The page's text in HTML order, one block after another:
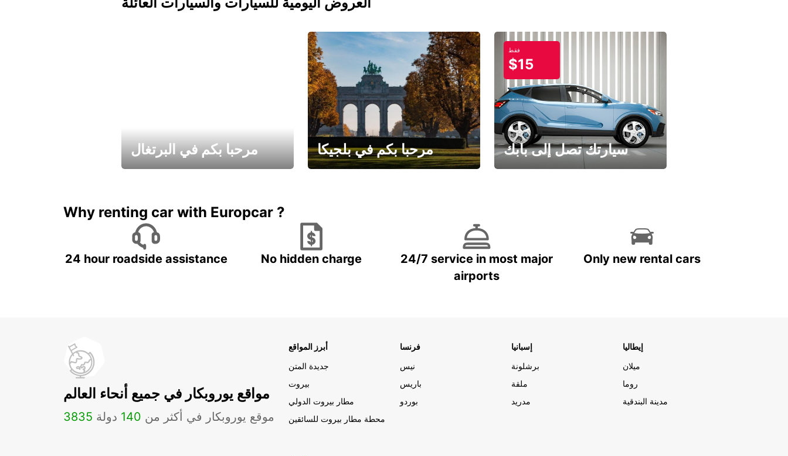
مرحبا بكم في البرتغال مرحبا بكم في بلجيكا
فقط
$15
سيارتك تصل إلى بابك
Why renting car with Europcar ?
24 hour roadside assistance No hidden charge
24/7 service in most major
airports
Only new rental cars
مواقع يوروبكار في جميع أنحاء العالم
3835 موقع يوروبكار في أكثر من 140 دولة
أبرز المواقع
جديدة المتن
بيروت
مطار بيروت الدولي
محطة مطار بيروت للسائقين
فرنسا
نيس
باريس
بوردو
إسبانيا
برشلونة
ملقة
مدريد
إيطاليا
ميلان
روما
مدينة البندقية